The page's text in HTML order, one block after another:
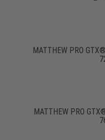
MATTHEW PRO
MATTHEW PRO